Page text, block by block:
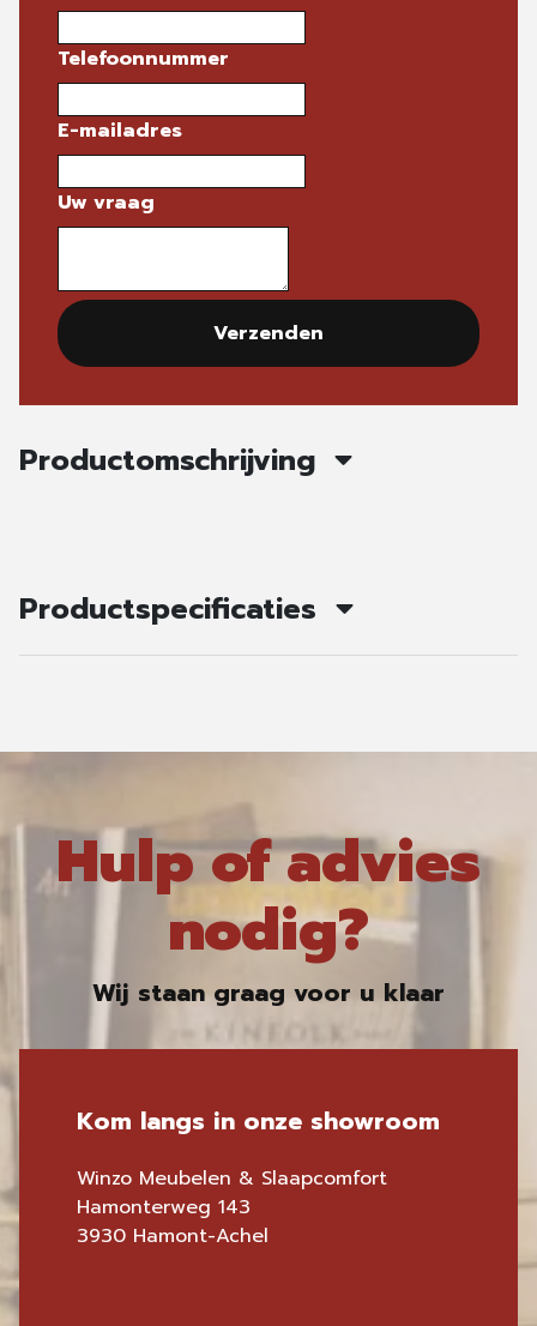
Telefoonnummer
E-mailadres
Uw vraag
Verzenden
Productomschrijving
Productspecificaties
Hulp of advies
nodig?
Wij staan graag voor u klaar
Kom langs in onze showroom
Winzo Meubelen & Slaapcomfort
Hamonterweg 143
3930 Hamont-Achel